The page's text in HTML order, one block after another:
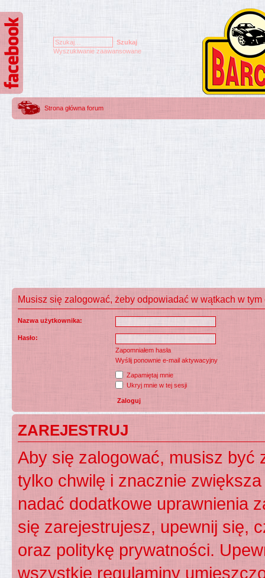
Wyszukiwanie zaawansowane
Strona główna forum
Musisz się zalogować, żeby odpowiadać w wątkach w tym
Nazwa użytkownika:
Hasło:
Zapomniałem hasła
Wyślij ponownie e-mail aktywacyjny
Zapamiętaj mnie
Ukryj mnie w tej sesji
ZAREJESTRUJ
Aby się zalogować, musisz być
tylko chwilę i znacznie
nadać dodatkowe uprawnienia
się zarejestrujesz, upewnij się,
oraz politykę prywatności.
wszystkie regulaminy